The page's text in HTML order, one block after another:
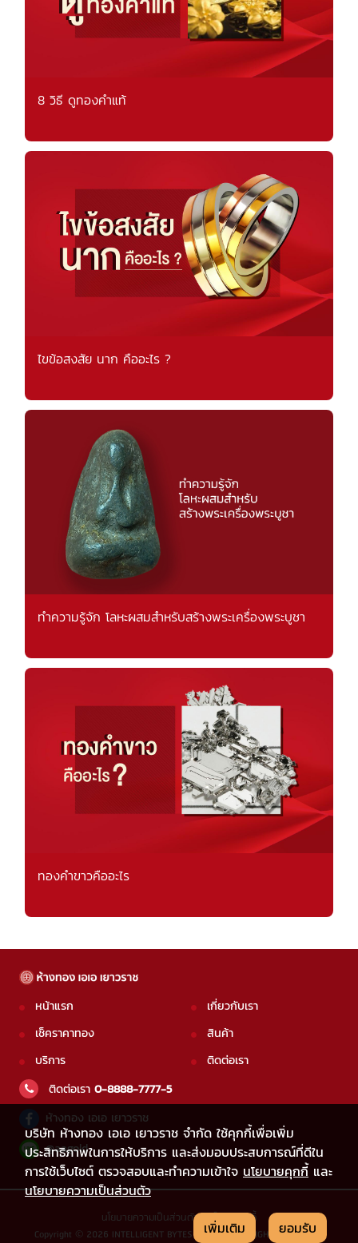
8 วิธี ดูทองคำแท้
ไขข้อสงสัย นาก คืออะไร ?
ทำความรู้จัก โลหะผสมสำหรับสร้างพระเครื่องพระบูชา
ทองคำขาวคืออะไร
บริษัท ห้างทอง เอเอ เยาวราช จำกัด ใช้คุกกี้เพื่อเพิ่ม
ประสิทธิภาพในการให้บริการ และส่งมอบประสบการณ์ที่ดีใน
การใช้เว็บไซต์ ตรวจสอบและทำความเข้าใจ นโยบายคุกกี้และ
นโยบายความเป็นส่วนตัว
เพิ่มเติม
ยอมรับ
หน้าแรก
เช็คราคาทอง
บริการ
เกี่ยวกับเรา
สินค้า
ติดต่อเรา
ติดต่อเรา 0-8888-7777-5
ห้างทอง เอเอ เยาวราช
@aagold
นโยบายความเป็นส่วนตัว|นโยบายคุกกี้
Copyright © 2026 INTELLIGENT BYTES CO.,LTD. ALL RIGHTS RESERVED.